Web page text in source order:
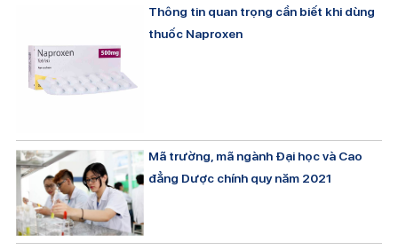
Thông tin quan trọng cần biết khi dùng
thuốc Naproxen
Mã trường, mã ngành Đại học và Cao
đẳng Dược chính quy năm 2021